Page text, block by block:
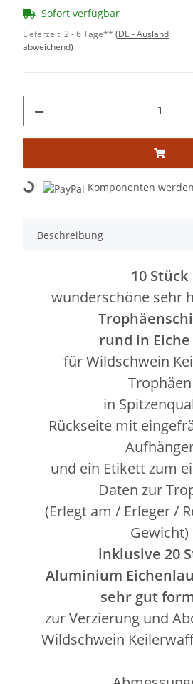
Sofort verfügbar
Lieferzeit:2 - 6 Tage** (DE - Ausland
abweichend)
Loading... Komponenten
Beschreibung
10 Stück
wunderschöne sehr
rund in
für Wildschwein
Trophäen
in
Rückseite mit
und ein Etikett zum
Daten zur
(Erlegt am / Erleger /
Gewicht)
inklusive 20
Aluminium
sehr gut
zur Verzierung und
Wildschwein